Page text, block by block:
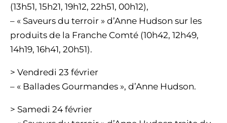
(13h51, 15h21, 19h12, 22h51, 00h12),
– « Saveurs du terroir » d’Anne Hudson sur les
produits de la Franche Comté (10h42, 12h49,
14h19, 16h41, 20h51).
> Vendredi 23 février
– « Ballades Gourmandes », d’Anne Hudson.
> Samedi 24 février